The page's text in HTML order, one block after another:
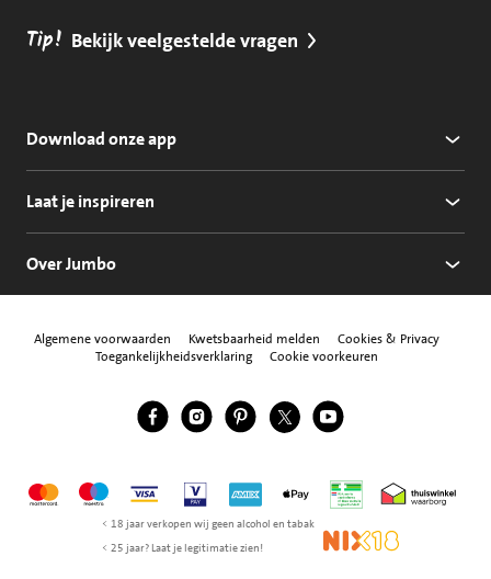
Tip! Bekijk veelgestelde vragen
Download onze app
Laat je inspireren
Over Jumbo
Algemene voorwaarden Kwetsbaarheid melden
Cookies & Privacy
Toegankelijkheidsverklaring
Cookie voorkeuren
Volg ons
Jumbo Facebook
Jumbo Instagram
Jumbo Pinterest
Jumbo Twitter
Jumbo YouTube
MastercardMaestroVisa Vpay American Express
Apple Pay Thuiswinkel
< 18 jaar verkopen wij geen alcohol en tabak
< 25 jaar? Laat je legitimatie zien!
NIX18